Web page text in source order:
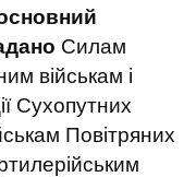
Силам
військам і
Сухопутних
Повітряних